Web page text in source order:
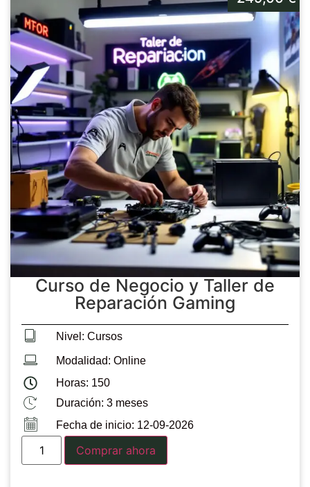
Curso de Negocio y Taller de
Reparación Gaming
Nivel: Cursos
Modalidad: Online
Horas: 150
Duración: 3 meses
Fecha de inicio: 12-09-2026
Comprar ahora